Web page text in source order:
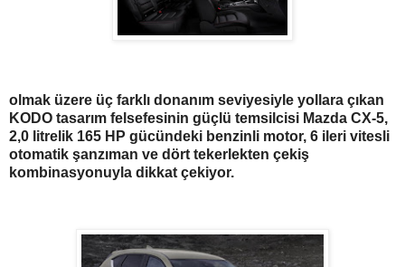
olmak üzere üç farklı donanım seviyesiyle yollara çıkan
KODO tasarım felsefesinin güçlü temsilcisi Mazda CX-5,
2,0 litrelik 165 HP gücündeki benzinli motor, 6 ileri vitesli
otomatik şanzıman ve dört tekerlekten çekiş
kombinasyonuyla dikkat çekiyor.